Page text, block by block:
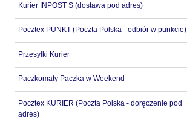
Kurier INPOST S (dostawa pod adres)
Pocztex PUNKT (Poczta Polska - odbiór w punkcie)
Przesyłki Kurier
Paczkomaty Paczka w Weekend
Pocztex KURIER (Poczta Polska - doręczenie pod
adres)